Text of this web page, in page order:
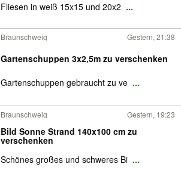
Fliesen in weiß 15x15 und 20x2 ...
Braunschweig Gestern, 21:38
Gartenschuppen 3x2,5m zu verschenken
Gartenschuppen gebraucht zu ve ...
Braunschweig Gestern, 19:23
Bild Sonne Strand 140x100 cm zu
verschenken
Schönes großes und schweres Bi ...